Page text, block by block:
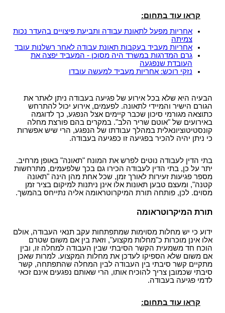
קראו עוד בתחום:
אחריות מפעל לתאונת עבודה ותביעת פיצויים בהעדר נכות
צמיתה
אחריות מעביד בעקבות תאונת עבודה לאחר רשלנות עובד
גרם המדרגות במשרד היה מסוכן - המעביד יפצה את
העובדת שנפגעה
נזקי רוכש: אחריות מעביד למעשה עובדו
הבעיה היא שלא בכל אירוע של פגיעה בעבודה ניתן לאתר את
הגורם הישיר והמיידי לתאונה. לפעמים, אירוע יכול להתרחש
כתוצאה מגורמי סיכון שכבר קיימים אצל הנפגע, כך לדוגמה
באירועים של "אוטם שריר הלב". במקרים בהם פורצת מחלה
קונסטיטוציונאלית במהלך עבודתו של הנפגע, הרי שיש אפשרות
כי ניתן יהיה להכיר בפגיעה זו כפגיעה בעבודה.
בתי הדין לעבודה נוטים לפרש את המונח "תאונה" באופן מרחיב.
יתר על כן, בתי הדין לעבודה הכירו גם בכך שלפעמים, מתרחשות
מספר פגיעות זעירות לאורך זמן, שכל אחת מהן הינה "תאונה
קטנה", ומעצם טבען תאונות אלו אינן ניתנות למיקום בציר זמן
מסוים. לכן, פותחה תורת המיקרוטראומה אליה נתייחס בהמשך.
תורת המיקרוטראומה
ידוע כי יש מחלות מסוימות שמתפתחות עקב תנאי העבודה, אולם
אלו אינן מוכרות כ"מחלות מקצוע", וזאת בין אם משום שטרם
הוכח חד משמעית הקשר הסיבתי שבין העבודה למחלה זו, ובין
אם משום שלא הספיקו לעדכן את מחלות המקצוע. למרות שאכן
מתקיים קשר סיבתי בין העבודה לבין המחלה שהתפתחה, קשר
סיבתי שכמובן צריך להוכיח אותו, הרי שאותם נפגעים אינם זכאי
לדמי פגיעה בעבודה.
קראו עוד בתחום: